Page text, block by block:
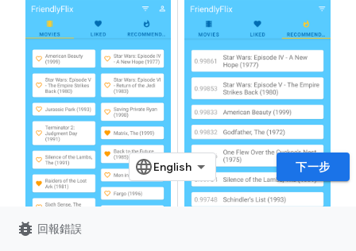
下一步
bug_report 回報錯誤